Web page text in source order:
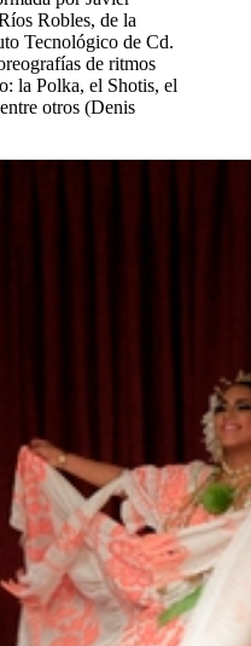
Robles, de la
Tecnológico de Cd.
de ritmos
la Polka, el Shotis, el
otros (Denis